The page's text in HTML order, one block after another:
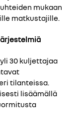
mukaan
matkustajille.
30 kuljettajaa
tilanteissa.
lisäämällä